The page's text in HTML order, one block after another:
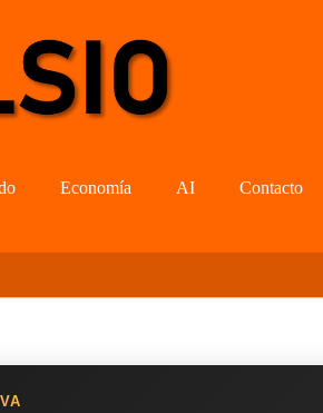
Economía AI Contacto